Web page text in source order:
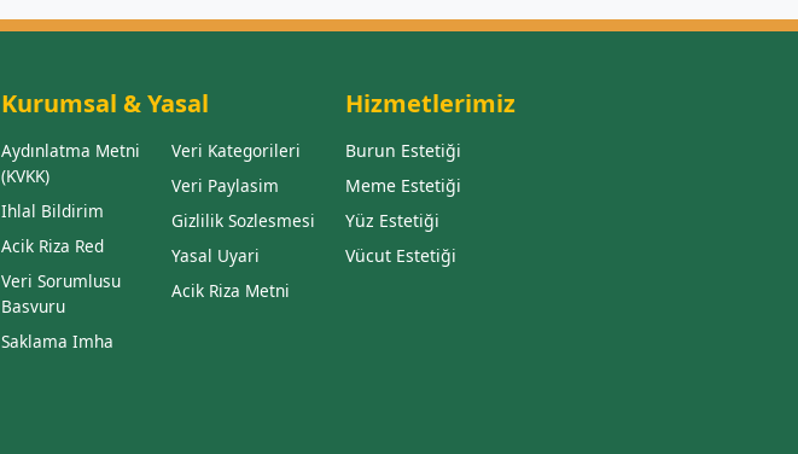
Kurumsal & Yasal
Aydınlatma Metni
(KVKK)
Ihlal Bildirim
Acik Riza Red
Veri Sorumlusu
Basvuru
Saklama Imha
Veri Kategorileri
Veri Paylasim
Gizlilik Sozlesmesi
Yasal Uyari
Acik Riza Metni
Hizmetlerimiz
Burun Estetiği
Meme Estetiği
Yüz Estetiği
Vücut Estetiği